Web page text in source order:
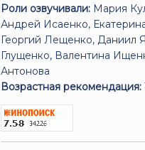
Роли озвучивали: Мария
Андрей Исаенко,
Георгий Лещенко, Даниил
Глущенко, Валентина
Антонова
Возрастная рекомендация: